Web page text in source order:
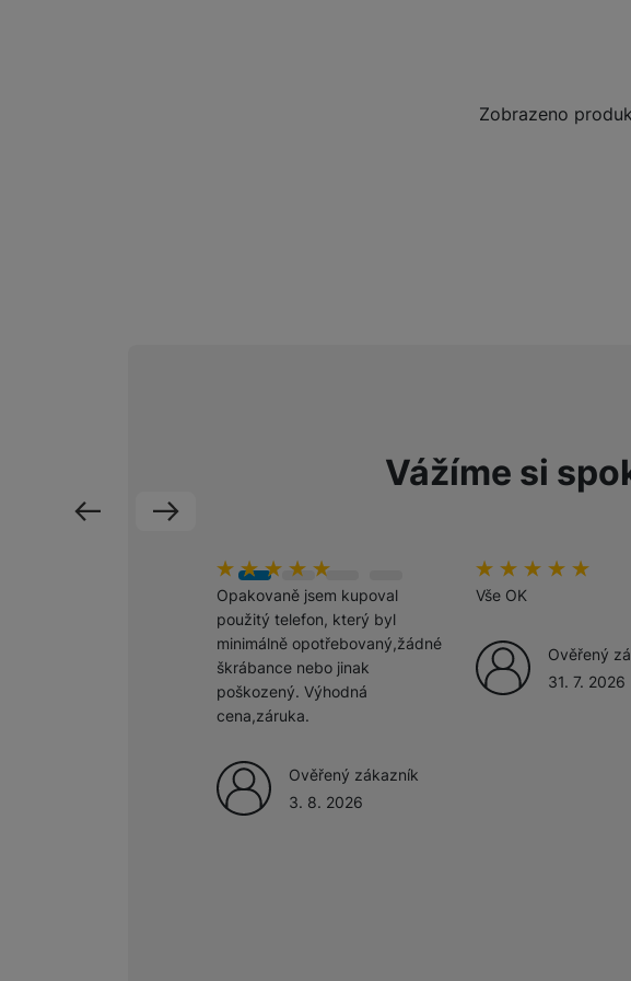
Zobrazeno
Vážíme si
hodnoceni_zakazniku
100%
Opakovaně jsem kupoval
použitý telefon, který byl
minimálně opotřebovaný,žádné
škrábance nebo jinak
poškozený. Výhodná
cena,záruka.
Ověřený zákazník
3. 8. 2026
hodnoceni_zakazniku
100%
Vše OK
Ověřený
31. 7. 2026